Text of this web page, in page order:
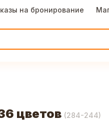
на бронирование
цветов (284-244)